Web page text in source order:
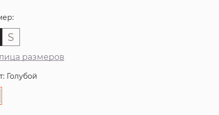
S
размеров
Голубой